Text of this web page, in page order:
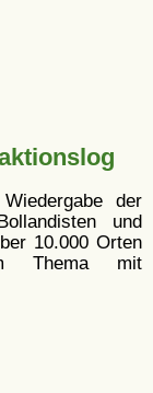
der
und
10.000 Orten
Thema mit